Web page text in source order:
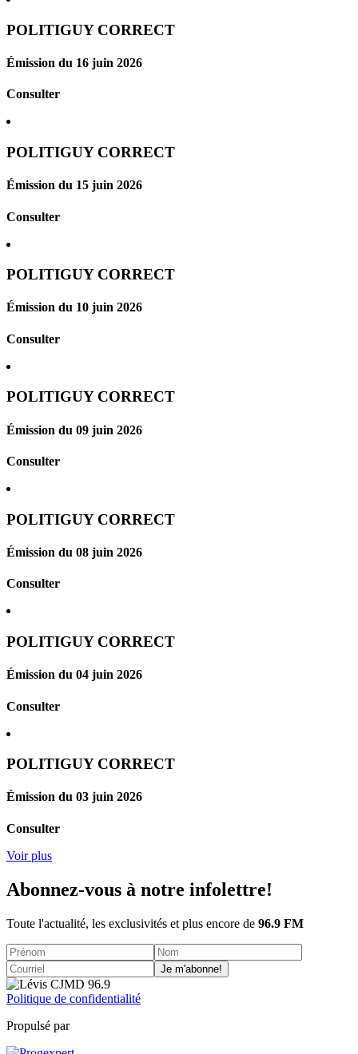
POLITIGUY CORRECT
Émission du 16 juin 2026
Consulter
POLITIGUY CORRECT
Émission du 15 juin 2026
Consulter
POLITIGUY CORRECT
Émission du 10 juin 2026
Consulter
POLITIGUY CORRECT
Émission du 09 juin 2026
Consulter
POLITIGUY CORRECT
Émission du 08 juin 2026
Consulter
POLITIGUY CORRECT
Émission du 04 juin 2026
Consulter
POLITIGUY CORRECT
Émission du 03 juin 2026
Consulter
Voir plus
Abonnez-vous à notre infolettre!
Toute l'actualité, les exclusivités et plus encore de 96.9 FM
Je m'abonne!
Politique de confidentialité
Propulsé par